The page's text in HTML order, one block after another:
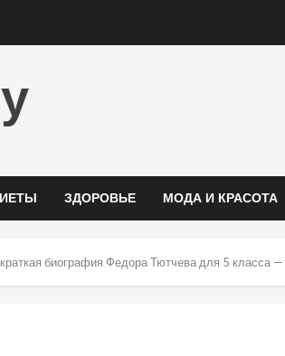
ЗДОРОВЬЕ МОДА И КРАСОТА
биография Федора Тютчева для 5 класса —